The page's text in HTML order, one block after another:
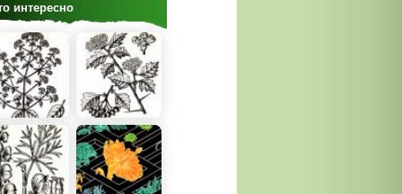
интересно